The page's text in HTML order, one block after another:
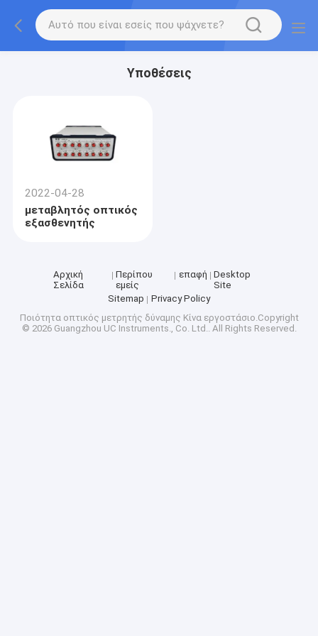
Υποθέσεις
2022-04-28
μεταβλητός οπτικός
εξασθενητής
Αρχική
Σελίδα
Περίπου
εμείς
επαφή
Desktop
Site
Sitemap
Privacy Policy
Ποιότητα οπτικός μετρητής δύναμης Κίνα εργοστάσιο.Copyright
© 2026 Guangzhou UC Instruments., Co. Ltd.. All Rights Reserved.